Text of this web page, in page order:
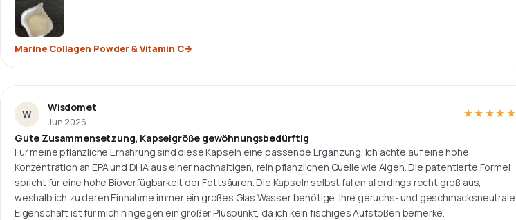
Marine Collagen Powder & Vitamin C
W
Wisdomet
Jun 2026
★★★★★
★★★★★
Gute Zusammensetzung, Kapselgröße gewöhnungsbedürftig
Für meine pflanzliche Ernährung sind diese Kapseln eine passende Ergänzung. Ich achte auf eine hohe
Konzentration an EPA und DHA aus einer nachhaltigen, rein pflanzlichen Quelle wie Algen. Die patentierte Formel
spricht für eine hohe Bioverfügbarkeit der Fettsäuren. Die Kapseln selbst fallen allerdings recht groß aus,
weshalb ich zu deren Einnahme immer ein großes Glas Wasser benötige. Ihre geruchs- und geschmacksneutrale
Eigenschaft ist für mich hingegen ein großer Pluspunkt, da ich kein fischiges Aufstoßen bemerke.